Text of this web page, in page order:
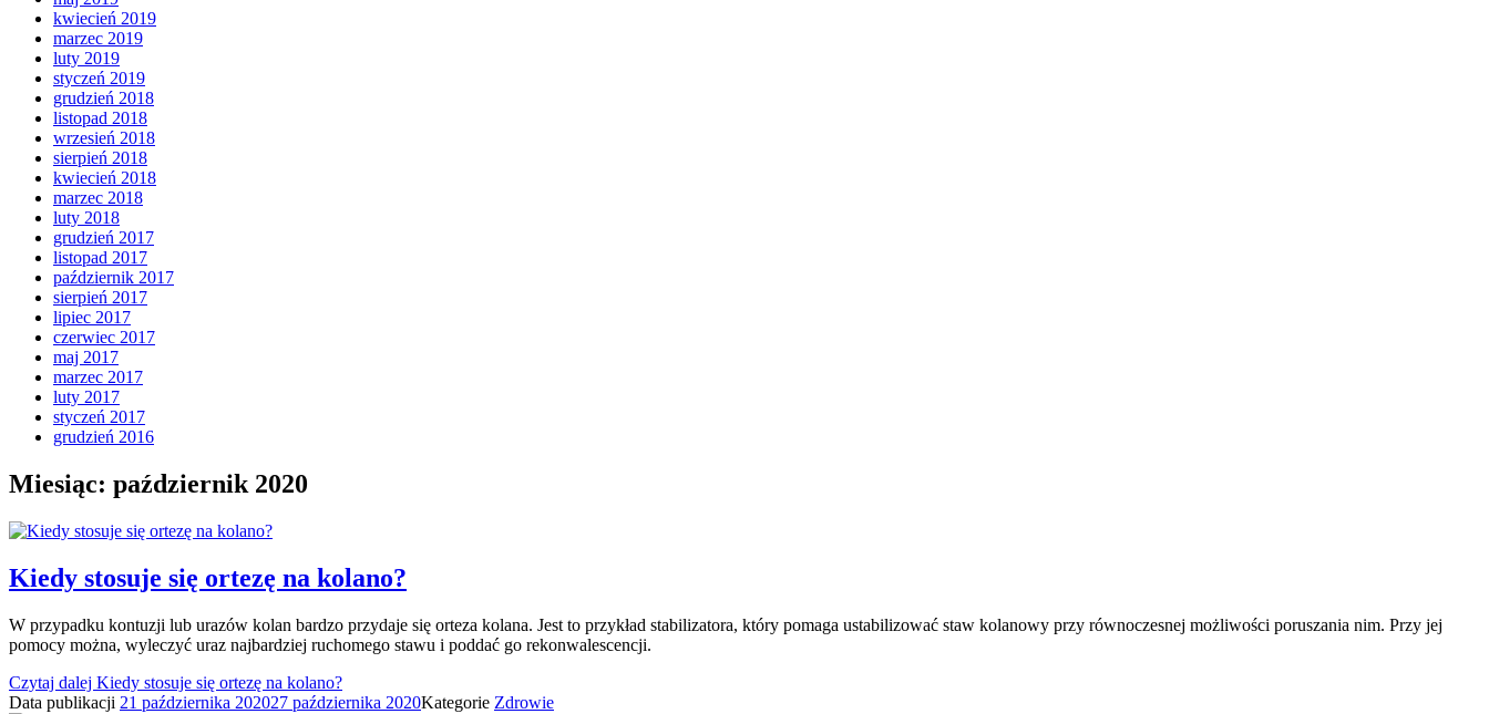
kwiecień 2019
marzec 2019
luty 2019
styczeń 2019
grudzień 2018
listopad 2018
wrzesień 2018
sierpień 2018
kwiecień 2018
marzec 2018
luty 2018
grudzień 2017
listopad 2017
październik 2017
sierpień 2017
lipiec 2017
czerwiec 2017
maj 2017
marzec 2017
luty 2017
styczeń 2017
grudzień 2016
Miesiąc: październik 2020
Kiedy stosuje się ortezę na kolano?
W przypadku kontuzji lub urazów kolan bardzo przydaje się orteza kolana. Jest to przykład stabilizatora, który pomaga ustabilizować staw kolanowy przy równoczesnej możliwości poruszania nim. Przy jej
pomocy można, wyleczyć uraz najbardziej ruchomego stawu i poddać go rekonwalescencji.
Czytaj dalej Kiedy stosuje się ortezę na kolano?
Data publikacji 21 października 202027 października 2020Kategorie Zdrowie